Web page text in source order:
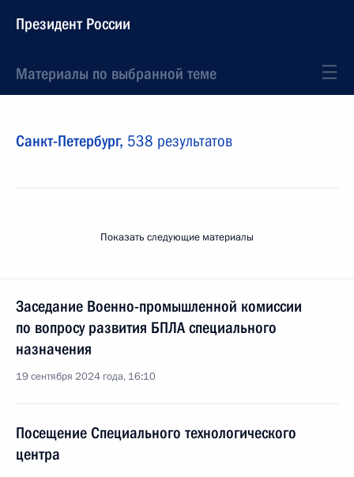
Президент России
Материалы по выбранной теме
Санкт-Петербург, 538 результатов
Показать следующие материалы
Заседание Военно-промышленной комиссии
по вопросу развития БПЛА специального
назначения
19 сентября 2024 года, 16:10
Посещение Специального технологического
центра